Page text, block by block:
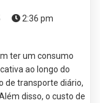
2:36 pm
ter um consumo
ao longo do
de transporte diário,
disso, o custo de